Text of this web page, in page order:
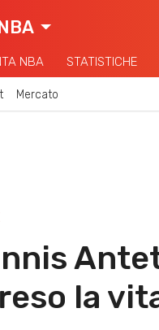
NBA STATISTICHE
Mercato
la